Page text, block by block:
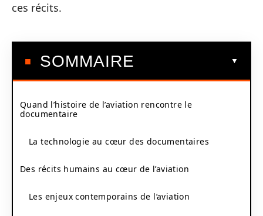
ces récits.
SOMMAIRE
Quand l’histoire de l’aviation rencontre le
documentaire
La technologie au cœur des documentaires
Des récits humains au cœur de l’aviation
Les enjeux contemporains de l’aviation